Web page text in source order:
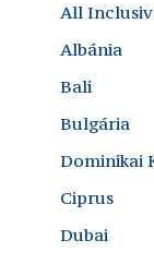
All
Albánia
Bali
Bulgária
Dominikai
Ciprus
Dubai